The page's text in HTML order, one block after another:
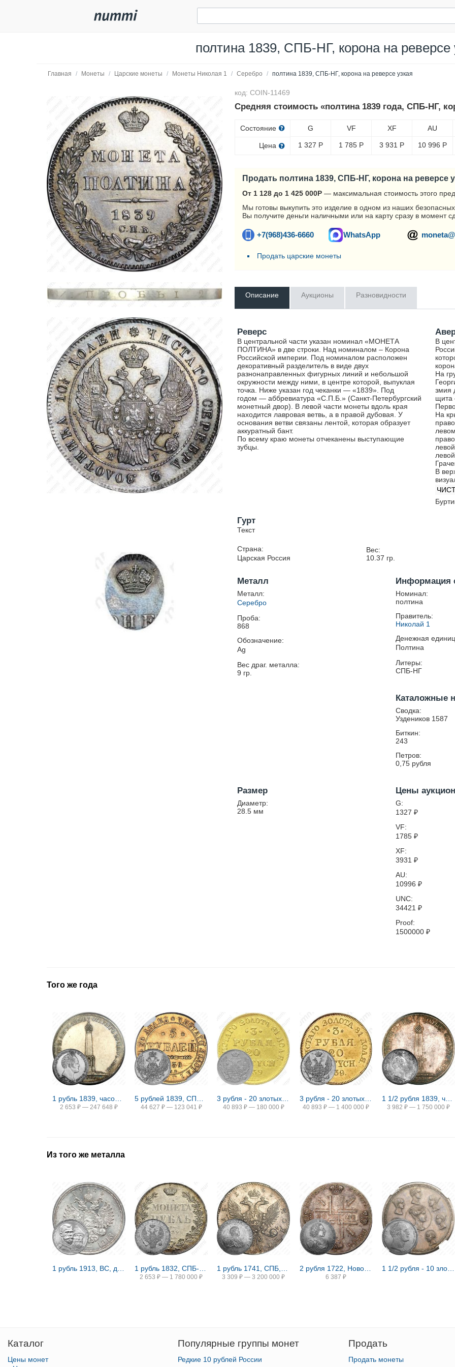
полтина 1839, СПБ-НГ, корона на реверсе
Главная / Монеты / Царские монеты / Монеты Николая 1 / Серебро / полтина 1839, СПБ-НГ, корона на реверсе узкая
код: COIN-11469
Средняя стоимость «полтина 1839 года, СПБ-НГ,
Состояние
Цена
G
1 327 Р
VF
1 785 Р
XF
3 931 Р
AU
10 996 Р
Продать полтина 1839, СПБ-НГ, корона на реверсе
От 1 128 до 1 425 000Р — максимальная стоимость этого
Мы готовы выкупить это изделие в одном из наших
Вы получите деньги наличными или на карту сразу в момент
+7(968)436-6660 WhatsApp
Продать царские монеты
Описание Аукционы Разновидности
Реверс
В центральной части указан номинал «МОНЕТА
ПОЛТИНА» в две строки. Над номиналом – Корона
Российской империи. Под номиналом расположен
декоративный разделитель в виде двух
разнонаправленных фигурных линий и небольшой
окружности между ними, в центре которой, выпуклая
точка. Ниже указан год чеканки — «1839». Под
годом — аббревиатура «С.П.Б.» (Санкт-Петербургский
монетный двор). В левой части монеты вдоль края
находится лавровая ветвь, а в правой дубовая. У
основания ветви связаны лентой, которая образует
аккуратный бант.
По всему краю монеты отчеканены выступающие
зубцы.
В
На
змия
щита
На
В
Гурт
Текст
Страна:
Царская Россия
Вес:
10.37 гр.
Металл
Металл:
Серебро
Проба:
868
Обозначение:
Ag
Вес драг. металла:
9 гр.
Информация
Номинал:
полтина
Правитель:
Николай 1
Денежная
Полтина
Литеры:
СПБ-НГ
Каталожные
Сводка:
Уздеников 1587
Биткин:
243
Петров:
0,75 рубля
Размер
Диаметр:
28.5 мм
Цены
G:
1327 ₽
VF:
1785 ₽
XF:
3931 ₽
AU:
10996 ₽
UNC:
34421 ₽
Proof:
1500000 ₽
Того же года
2 653 ₽ — 247 648 ₽ 44 627 ₽ — 123 041 ₽ 40 893 ₽ — 180 000 ₽
3 рубля - 20 злотых 1839, MW
40 893 ₽ — 1 400 000 ₽
1 1/2 рубля 1839, часовня на Бородинском поле
3 982 ₽ — 1 750 000 ₽
Из того же металла
2 653 ₽ — 1 780 000 ₽ 3 309 ₽ — 3 200 000 ₽
2 рубля 1722, Новодел
6 387 ₽
1 1/2 рубля - 10 злотых 1836, семейный, П. У., Новодел
Каталог
Цены монет
Популярные группы монет
Редкие 10 рублей России
Продать
Продать монеты